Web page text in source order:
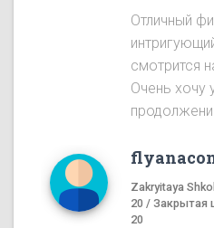
Отличный
смотрится
Очень хочу
Zakryitaya
20 / Закрытая
20